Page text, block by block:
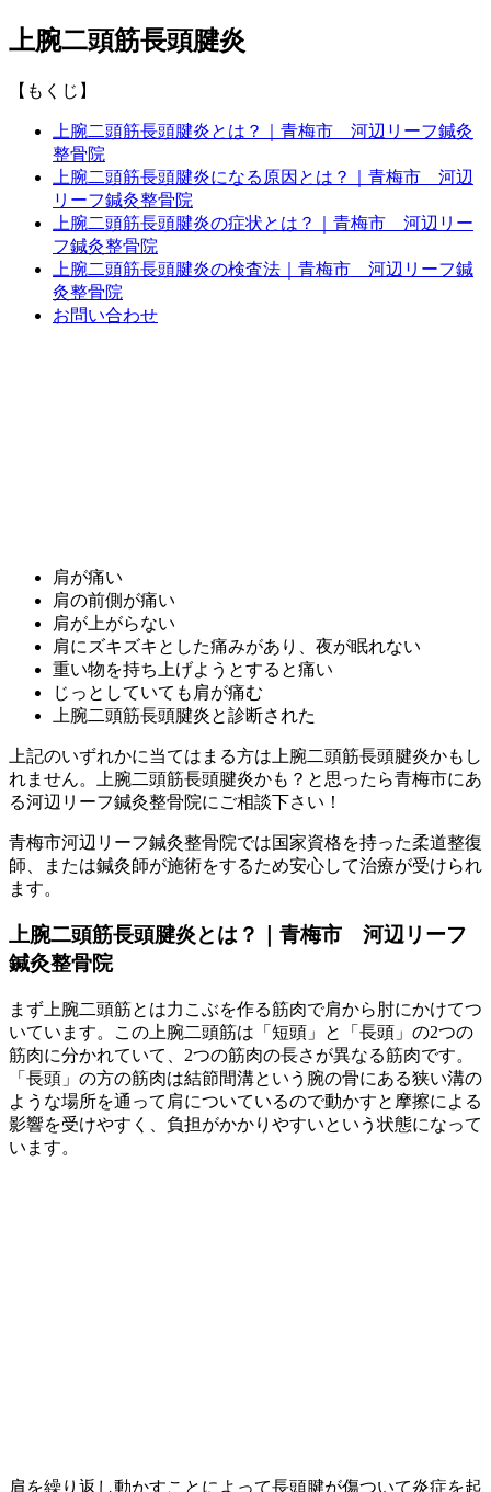
上腕二頭筋長頭腱炎
【もくじ】
上腕二頭筋長頭腱炎とは？｜青梅市 河辺リーフ鍼灸
整骨院
上腕二頭筋長頭腱炎になる原因とは？｜青梅市 河辺
リーフ鍼灸整骨院
上腕二頭筋長頭腱炎の症状とは？｜青梅市 河辺リー
フ鍼灸整骨院
上腕二頭筋長頭腱炎の検査法｜青梅市 河辺リーフ鍼
灸整骨院
お問い合わせ
肩が痛い
肩の前側が痛い
肩が上がらない
肩にズキズキとした痛みがあり、夜が眠れない
重い物を持ち上げようとすると痛い
じっとしていても肩が痛む
上腕二頭筋長頭腱炎と診断された
上記のいずれかに当てはまる方は上腕二頭筋長頭腱炎かもし
れません。上腕二頭筋長頭腱炎かも？と思ったら青梅市にあ
る河辺リーフ鍼灸整骨院にご相談下さい！
青梅市河辺リーフ鍼灸整骨院では国家資格を持った柔道整復
師、または鍼灸師が施術をするため安心して治療が受けられ
ます。
上腕二頭筋長頭腱炎とは？｜青梅市 河辺リーフ
鍼灸整骨院
まず上腕二頭筋とは力こぶを作る筋肉で肩から肘にかけてつ
いています。この上腕二頭筋は「短頭」と「長頭」の2つの
筋肉に分かれていて、2つの筋肉の長さが異なる筋肉です。
「長頭」の方の筋肉は結節間溝という腕の骨にある狭い溝の
ような場所を通って肩についているので動かすと摩擦による
影響を受けやすく、負担がかかりやすいという状態になって
います。
肩を繰り返し動かすことによって長頭腱が傷ついて炎症を起